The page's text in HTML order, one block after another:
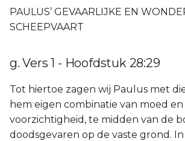
Éxodus
Numeri
Ruth
Prediker
PAULUS’ GEVAARLIJKE EN
SCHEEPVAART
g. Vers 1 - Hoofdstuk 28:29
Tot hiertoe zagen wij Paulus met
hem eigen combinatie van moed en
voorzichtigheid, te midden van de
doodsgevaren op de vaste grond.